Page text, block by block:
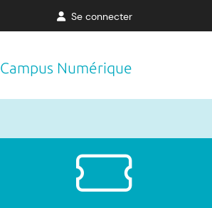
Se connecter
Campus Numérique